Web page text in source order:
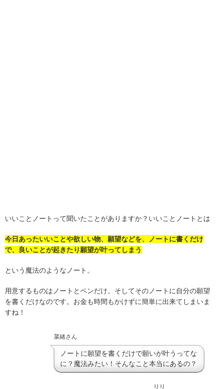
いいことノートって聞いたことがありますか？いいことノートとは
今日あったいいことや欲しい物、願望などを、ノートに書くだけ
で、良いことが起きたり願望が叶ってしまう
という魔法のようなノート。
用意するものはノートとペンだけ。そしてそのノートに自分の願望
を書くだけなのです。お金も時間もかけずに簡単に出来てしまいま
すね！
菜緒さん
ノートに願望を書くだけで願いが叶うってな
に？魔法みたい！そんなこと本当にあるの？
りり